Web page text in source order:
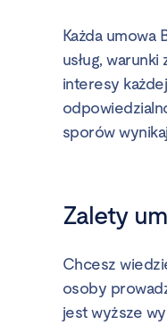
Każda umowa
usług,
interesy
sporów
Zalety
Chcesz
osoby
jest wyższe